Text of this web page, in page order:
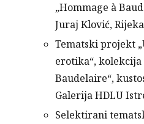
„Hommage à
Juraj Klović, Rijeka
Tematski projekt
erotika“, kolekcija
Baudelaire“,
Galerija HDLU
Selektirani